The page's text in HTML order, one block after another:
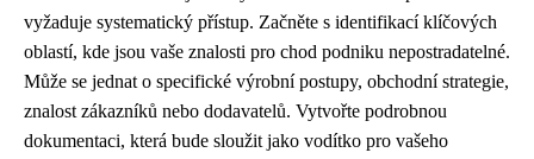
vyžaduje systematický přístup. Začněte s identifikací klíčových
oblastí, kde jsou vaše znalosti pro chod podniku nepostradatelné.
Může se jednat o specifické výrobní postupy, obchodní strategie,
znalost zákazníků nebo dodavatelů. Vytvořte podrobnou
dokumentaci, která bude sloužit jako vodítko pro vašeho